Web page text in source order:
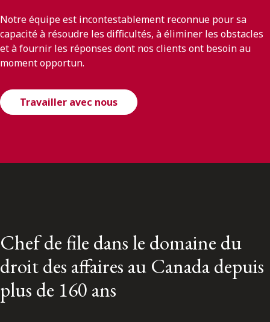
Notre équipe est incontestablement reconnue pour sa
capacité à résoudre les difficultés, à éliminer les obstacles
et à fournir les réponses dont nos clients ont besoin au
moment opportun.
Travailler avec nous
Chef de file dans le domaine du
droit des affaires au Canada depuis
plus de 160 ans